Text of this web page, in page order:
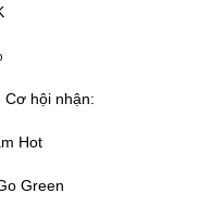
Cơ hội nhận:
Hot
Green